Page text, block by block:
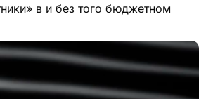
в и без того бюджетном